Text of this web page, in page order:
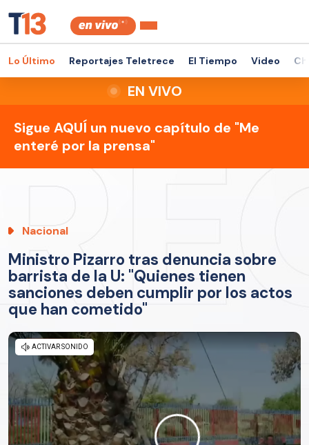
Lo Último Reportajes Teletrece El Tiempo Video
EN VIVO
Sigue AQUÍ un nuevo capítulo de "Me
enteré por la prensa"
Nacional
Ministro Pizarro tras denuncia sobre
barrista de la U: "Quienes tienen
sanciones deben cumplir por los actos
que han cometido"